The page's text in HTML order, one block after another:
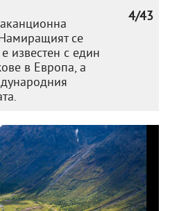
4/43
се
известен с един
в Европа, а